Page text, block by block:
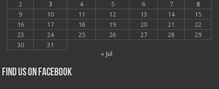
2
3 4 5 6 7
8
9
10 11 12 13 14
15
16
17 18 19 20 21
22
23
24 25 26 27 28
29
30
31
« Jul
Find us on Facebook